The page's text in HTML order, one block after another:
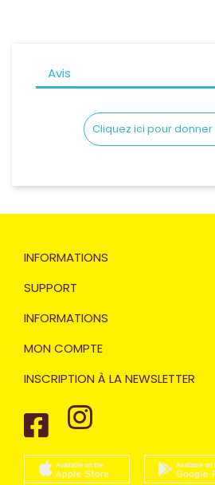
Avis
Cliquez ici pour donner
INFORMATIONS
SUPPORT
INFORMATIONS
MON COMPTE
INSCRIPTION À LA NEWSLETTER